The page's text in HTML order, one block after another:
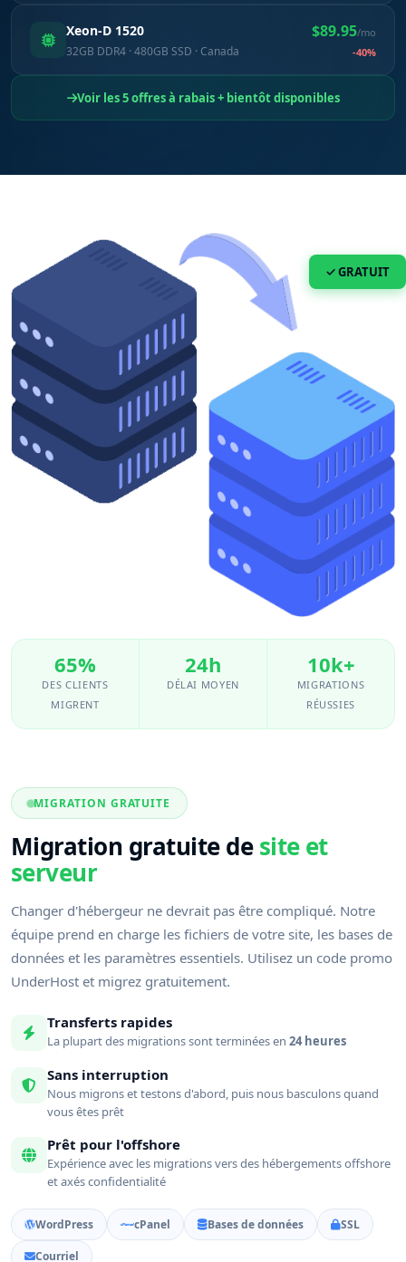
Xeon-D 1520
32GB DDR4 · 480GB SSD · Canada
$89.95/mo
-40%
Voir les 5 offres à rabais + bientôt disponibles
✓ GRATUIT
65%
DES CLIENTS
MIGRENT
24h
DÉLAI MOYEN
10k+
MIGRATIONS
RÉUSSIES
MIGRATION GRATUITE
Migration gratuite desite et
serveur
Changer d'hébergeur ne devrait pas être compliqué. Notre
équipe prend en charge les fichiers de votre site, les bases de
données et les paramètres essentiels. Utilisez un code promo
UnderHost et migrez gratuitement.
Transferts rapides
La plupart des migrations sont terminées en 24 heures
Sans interruption
Nous migrons et testons d'abord, puis nous basculons quand
vous êtes prêt
Prêt pour l'offshore
Expérience avec les migrations vers des hébergements offshore
et axés confidentialité
WordPress cPanel Bases de données SSL
Courriel